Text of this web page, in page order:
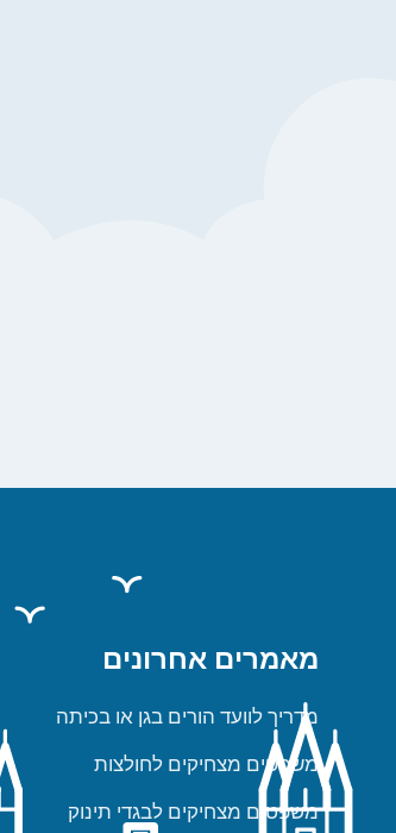
מאמרים אחרונים
מדריך לוועד הורים בגן או בכיתה
משפטים מצחיקים לחולצות
משפטים מצחיקים לבגדי תינוק